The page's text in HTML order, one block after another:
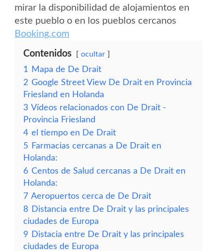
mirar la disponibilidad de alojamientos en
este pueblo o en los pueblos cercanos
Booking.com
Contenidos ocultar
1
Mapa de De Drait
2 Google Street View De Drait en Provincia
Friesland en Holanda
3 Vídeos relacionados con De Drait -
Provincia Friesland
4 el tiempo en De Drait
5 Farmacias cercanas a De Drait en
Holanda:
6 Centos de Salud cercanas a De Drait en
Holanda:
7 Aeropuertos cerca de De Drait
8 Distancia entre De Drait y las principales
ciudades de Europa
9 Distacia entre De Drait y las principales
ciudades de Europa